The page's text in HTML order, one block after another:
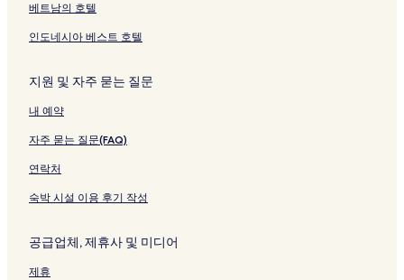
r
B
r
n
N
w
V
i
l
N
a
크
페
이
지
여
링
이
지
를
는
크
t
&
S
a
이
를
여
는
링
b
y
K
n
a
H
o
s
p
a
i
는
링
크
베트남의 호텔
인도네시아 베스트 호텔
지원 및 자주 묻는 질문
내 예약
자주 묻는 질문(FAQ)
연락처
숙박 시설 이용 후기 작성
공급업체, 제휴사 및 미디어
제휴